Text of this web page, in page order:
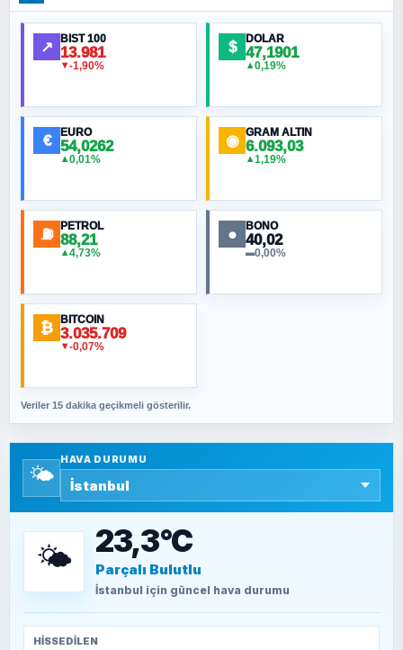
Ankara Zirvesi: NATO Toplantısı mı, Yeni
Ortadoğu Haritasının Provası mı?
MURAT ÖZKAN
NURETTIN BÖLÜK
ORHAN KILIÇOĞLU
Fahişeye beyinli bir müstevli alçağına
SAVAŞ ŞAHİN
SEYFULLAH ÇİÇEK
TEOMAN ALPASLAN
Kütahya-Eskişehir Muharebeleri (10-24
↗ BIST 100
13.981
▼-1,90%
$ DOLAR
47,1901
▲0,19%
€ EURO
54,0262
▲0,01%
◉ GRAM ALTIN
6.093,03
▲1,19%
⛽ PETROL
88,21
▲4,73%
● BONO
40,02
▬0,00%
₿ BITCOIN
3.035.709
▼-0,07%
Veriler 15 dakika geçikmeli gösterilir.
🌤️
HAVA DURUMU
🌤️ 23,3°C
Parçalı Bulutlu
İstanbul için güncel hava durumu
HISSEDILEN